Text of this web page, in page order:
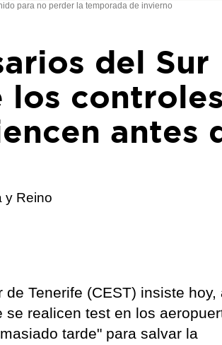
para no perder la temporada de invierno
del Sur
los controles
antes
y Reino
Tenerife (CEST) insiste hoy,
realicen test en los
tarde" para salvar la